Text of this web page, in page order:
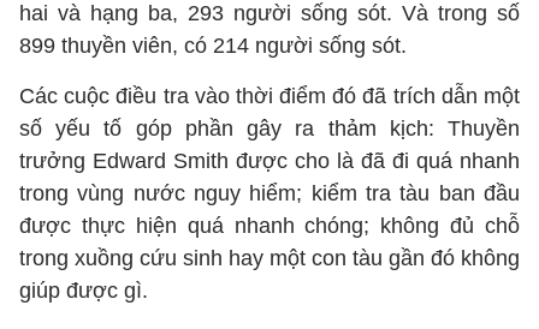
hai và hạng ba, 293 người sống sót. Và trong số
899 thuyền viên, có 214 người sống sót.
Các cuộc điều tra vào thời điểm đó đã trích dẫn một
số yếu tố góp phần gây ra thảm kịch: Thuyền
trưởng Edward Smith được cho là đã đi quá nhanh
trong vùng nước nguy hiểm; kiểm tra tàu ban đầu
được thực hiện quá nhanh chóng; không đủ chỗ
trong xuồng cứu sinh hay một con tàu gần đó không
giúp được gì.